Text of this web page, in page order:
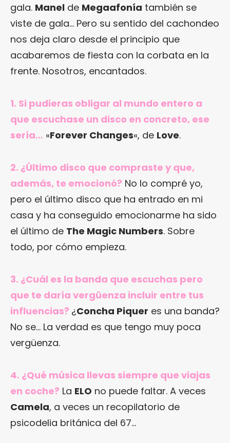
gala. Manel de Megaafonía también se
viste de gala… Pero su sentido del cachondeo
nos deja claro desde el principio que
acabaremos de fiesta con la corbata en la
frente. Nosotros, encantados.
1. Si pudieras obligar al mundo entero a
que escuchase un disco en concreto, ese
sería… «Forever Changes«, de Love.
2. ¿Último disco que compraste y que,
además, te emocionó? No lo compré yo,
pero el último disco que ha entrado en mi
casa y ha conseguido emocionarme ha sido
el último de The Magic Numbers. Sobre
todo, por cómo empieza.
3. ¿Cuál es la banda que escuchas pero
que te daría vergüenza incluir entre tus
influencias? ¿Concha Piquer es una banda?
No se… La verdad es que tengo muy poca
vergüenza.
4. ¿Qué música llevas siempre que viajas
en coche? La ELO no puede faltar. A veces
Camela, a veces un recopilatorio de
psicodelia británica del 67…